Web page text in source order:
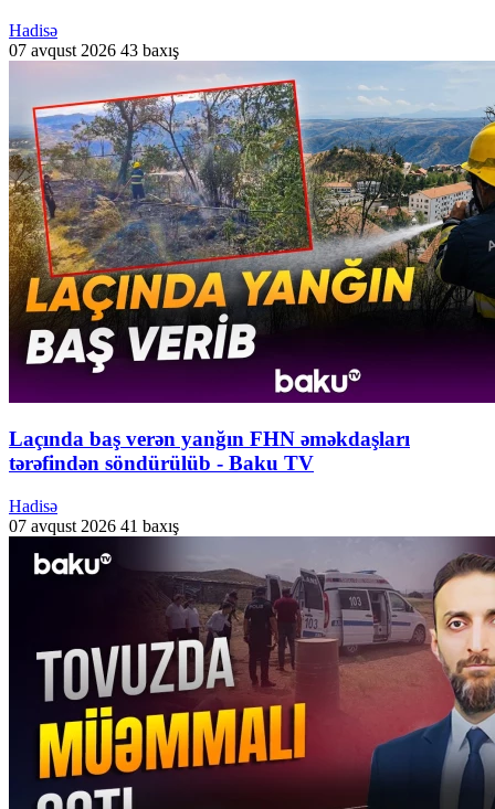
Hadisə
07 avqust 2026 43 baxış
Laçında baş verən yanğın FHN əməkdaşları
tərəfindən söndürülüb - Baku TV
Hadisə
07 avqust 2026 41 baxış